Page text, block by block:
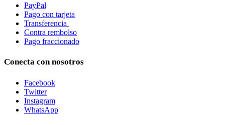
PayPal
Pago con tarjeta
Transferencia
Contra rembolso
Pago fraccionado
Conecta con nosotros
Facebook
Twitter
Instagram
WhatsApp